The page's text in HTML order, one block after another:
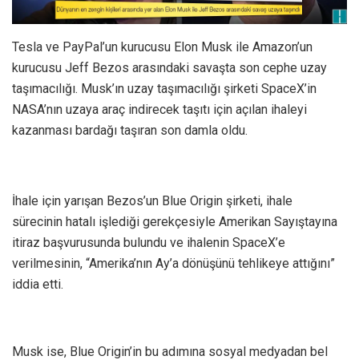
Tesla ve PayPal’un kurucusu Elon Musk ile Amazon’un
kurucusu Jeff Bezos arasındaki savaşta son cephe uzay
taşımacılığı. Musk’ın uzay taşımacılığı şirketi SpaceX’in
NASA’nın uzaya araç indirecek taşıtı için açılan ihaleyi
kazanması bardağı taşıran son damla oldu.
İhale için yarışan Bezos’un Blue Origin şirketi, ihale
sürecinin hatalı işlediği gerekçesiyle Amerikan Sayıştayına
itiraz başvurusunda bulundu ve ihalenin SpaceX’e
verilmesinin, “Amerika’nın Ay’a dönüşünü tehlikeye attığını”
iddia etti.
Musk ise, Blue Origin’in bu adımına sosyal medyadan bel